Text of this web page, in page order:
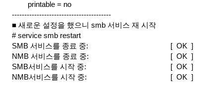
printable = no
----------------------------------------
■ 새로운 설정을 했으니 smb 서비스 재 시작
# service smb restart
SMB 서비스를 종료 중:
[  OK  ]
NMB 서비스를 종료 중:
[  OK  ]
SMB서비스를 시작 중:
[  OK  ]
NMB서비스를 시작 중:
[  OK  ]